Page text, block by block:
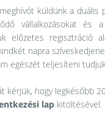
küldünk a duális
vállalkozásokat és
előzetes regisztráció
napra
egészét teljesíteni
kérjük, hogy legkésőbb
lap kitöltésével.